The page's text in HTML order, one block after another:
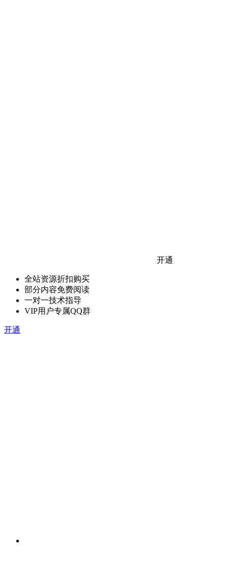
开通
全站资源折扣购买
部分内容免费阅读
一对一技术指导
VIP用户专属QQ群
开通